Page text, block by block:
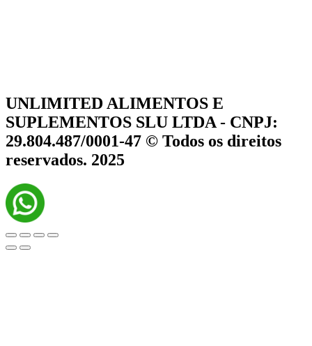
UNLIMITED ALIMENTOS E
SUPLEMENTOS SLU LTDA - CNPJ:
29.804.487/0001-47 © Todos os direitos
reservados. 2025